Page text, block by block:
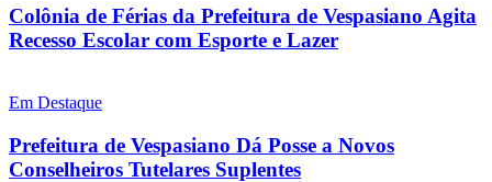
Colônia de Férias da Prefeitura de Vespasiano Agita
Recesso Escolar com Esporte e Lazer
Em Destaque
Prefeitura de Vespasiano Dá Posse a Novos
Conselheiros Tutelares Suplentes